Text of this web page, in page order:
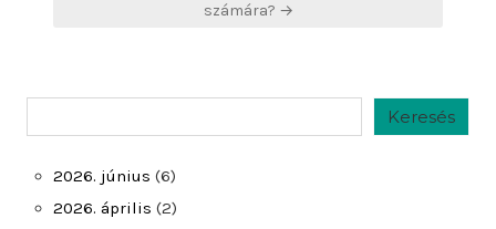
számára? →
Keresés
2026. június (6)
2026. április (2)